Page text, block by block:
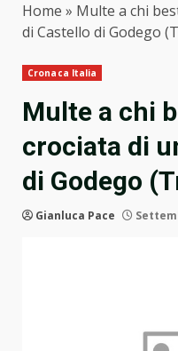
Home » Multe a chi
di Castello di Godego
Cronaca Italia
Multe a chi
crociata di
di Godego
Gianluca Pace